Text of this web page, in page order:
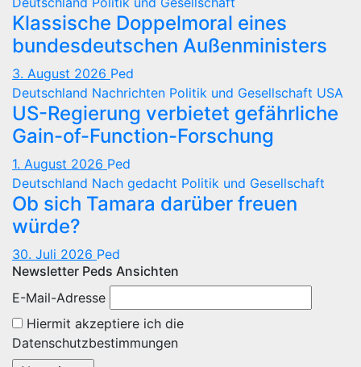
Klassische Doppelmoral eines
bundesdeutschen Außenministers
3. August 2026 Ped
Deutschland Nachrichten Politik und Gesellschaft USA
US-Regierung verbietet gefährliche
Gain-of-Function-Forschung
1. August 2026 Ped
Deutschland Nach gedacht Politik und Gesellschaft
Ob sich Tamara darüber freuen
würde?
30. Juli 2026 Ped
Newsletter Peds Ansichten
E-Mail-Adresse
Hiermit akzeptiere ich die
Datenschutzbestimmungen